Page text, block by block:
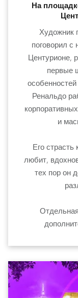
На
Художник
поговорил с
Центурионе,
первые
Ренальдо
и
Его страсть
любит,
тех пор он